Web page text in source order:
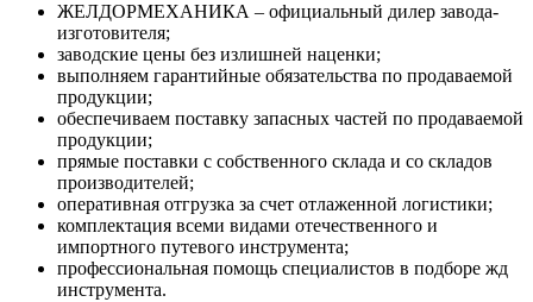
ЖЕЛДОРМЕХАНИКА – официальный дилер завода-
изготовителя;
заводские цены без излишней наценки;
выполняем гарантийные обязательства по продаваемой
продукции;
обеспечиваем поставку запасных частей по продаваемой
продукции;
прямые поставки с собственного склада и со складов
производителей;
оперативная отгрузка за счет отлаженной логистики;
комплектация всеми видами отечественного и
импортного путевого инструмента;
профессиональная помощь специалистов в подборе жд
инструмента.